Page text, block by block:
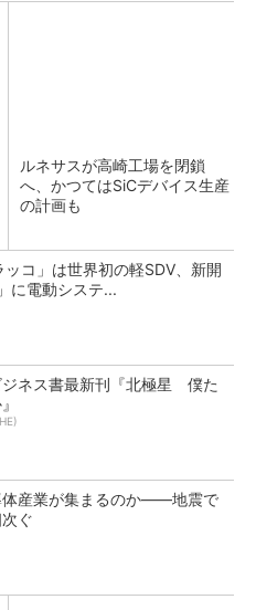
ルネサスが高崎工場を閉鎖
へ、かつてはSiCデバイス生産
の計画も
ッコ」は世界初の軽SDV、新開
に電動システ...
ジネス書最新刊『北極星 僕た
体産業が集まるのか――地震で
ぐ